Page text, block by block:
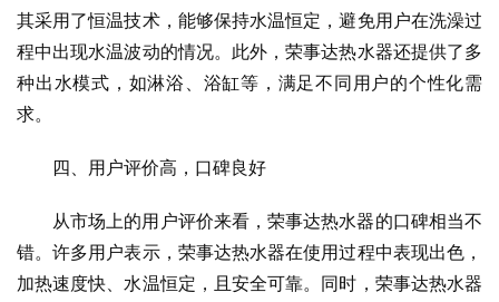
其采用了恒温技术，能够保持水温恒定，避免用户在洗澡过
程中出现水温波动的情况。此外，荣事达热水器还提供了多
种出水模式，如淋浴、浴缸等，满足不同用户的个性化需
求。
四、用户评价高，口碑良好
从市场上的用户评价来看，荣事达热水器的口碑相当不
错。许多用户表示，荣事达热水器在使用过程中表现出色，
加热速度快、水温恒定，且安全可靠。同时，荣事达热水器